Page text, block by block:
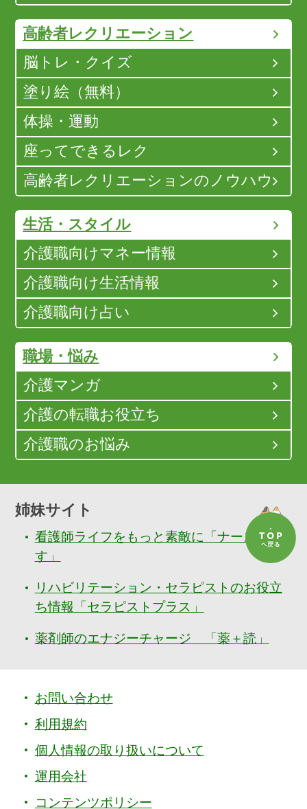
高齢者レクリエーション
脳トレ・クイズ
塗り絵（無料）
体操・運動
座ってできるレク
高齢者レクリエーションのノウハウ
生活・スタイル
介護職向けマネー情報
介護職向け生活情報
介護職向け占い
職場・悩み
介護マンガ
介護の転職お役立ち
介護職のお悩み
姉妹サイト
看護師ライフをもっと素敵に「ナースぷら
す」
リハビリテーション・セラピストのお役立
ち情報「セラピストプラス」
薬剤師のエナジーチャージ 「薬＋読」
お問い合わせ
利用規約
個人情報の取り扱いについて
運用会社
コンテンツポリシー